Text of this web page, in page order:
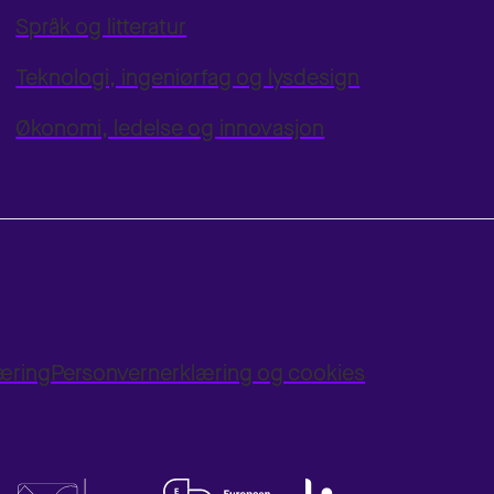
Språk og litteratur
Teknologi, ingeniørfag og lysdesign
Økonomi, ledelse og innovasjon
Personvernerklæring og cookies